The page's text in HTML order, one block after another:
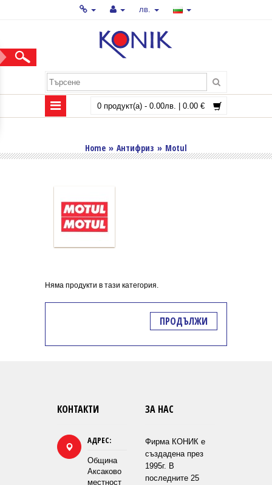
лв.
0 продукт(а) - 0.00лв. | 0.00 €
Home » Антифриз » Motul
Няма продукти в тази категория.
ПРОДЪЛЖИ
КОНТАКТИ
АДРЕС:
Община
Аксаково
местност
ЗА НАС
Фирма КОНИК е
създадена през
1995г. В
последните 25